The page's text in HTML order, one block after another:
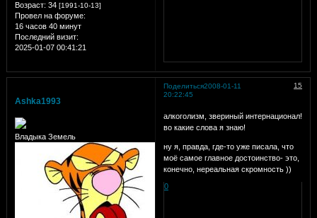
Возраст: 34 [1991-10-13]
Провел на форуме:
16 часов 40 минут
Последний визит:
2025-01-07 00:41:21
Поделиться 15
2008-01-11
20:22:45
Ashka1993
Владыка Земель
алкоголизм, звериный интернационал!
во какие слова я знаю!
ну я, правда, где-то уже писала, что
моё самое главное достоинство- это,
конечно, нереальная скромность ))
0